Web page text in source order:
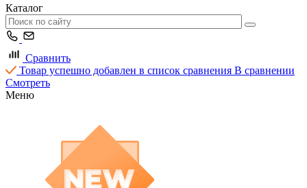
Каталог
Сравнить
Товар успешно добавлен в список сравнения В сравнении
Смотреть
Меню